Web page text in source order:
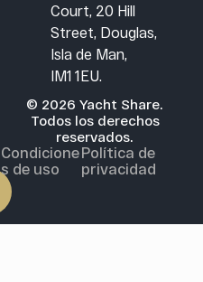
Court, 20 Hill
Street, Douglas,
Isla de Man,
IM1 1EU.
© 2026 Yacht Share.
Todos los derechos
reservados.
Condicione
s de uso
Política de
privacidad